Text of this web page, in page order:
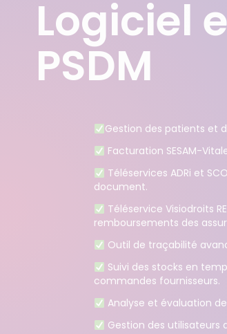
Logiciel
PSDM
Gestion des patients et
Facturation SESAM-
Téléservices ADRi et
document.
Téléservice Visiodroits
remboursements des
Outil de traçabilité
Suivi des stocks en
commandes fournisseurs.
Analyse et évaluation
Gestion des utilisateurs